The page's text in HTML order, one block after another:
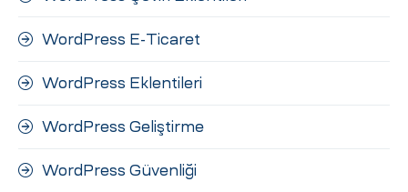
WordPress E-Ticaret
WordPress Eklentileri
WordPress Geliştirme
WordPress Güvenliği